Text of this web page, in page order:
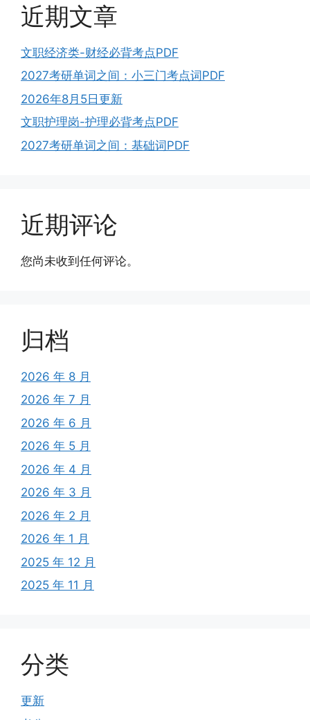
近期文章
文职经济类-财经必背考点PDF
2027考研单词之间：小三门考点词PDF
2026年8月5日更新
文职护理岗-护理必背考点PDF
2027考研单词之间：基础词PDF
近期评论
您尚未收到任何评论。
归档
2026 年 8 月
2026 年 7 月
2026 年 6 月
2026 年 5 月
2026 年 4 月
2026 年 3 月
2026 年 2 月
2026 年 1 月
2025 年 12 月
2025 年 11 月
分类
更新